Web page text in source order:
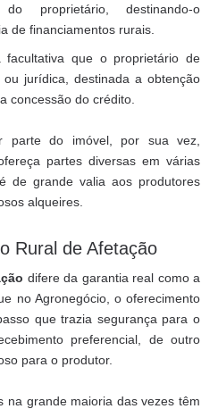
proprietário, destinando-o
de financiamentos rurais.
que o proprietário de
jurídica, destinada a obtenção
concessão do crédito.
parte do imóvel, por sua vez,
partes diversas em várias
de grande valia aos produtores
alqueires.
Rural de Afetação
difere da garantia real como a
no Agronegócio, o oferecimento
que trazia segurança para o
preferencial, de outro
para o produtor.
na grande maioria das vezes têm